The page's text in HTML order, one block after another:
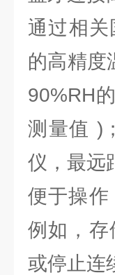
通过相
的高精度
90%RH
测量值 )
仪，最远
便于操作
例如，存
或停止连